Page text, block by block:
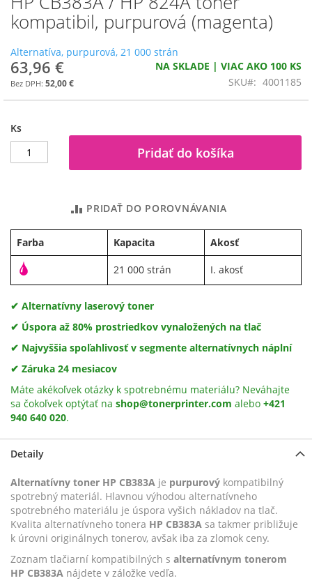
kompatibil, purpurová (magenta)
Alternatíva, purpurová, 21 000 strán
63,96 €
52,00 €
NA SKLADE | VIAC AKO 100 KS
SKU
4001185
Ks
Pridať do košíka
PRIDAŤ DO POROVNÁVANIA
Farba Kapacita Akosť
21 000 strán I. akosť
✔ Alternatívny laserový toner
✔ Úspora až 80% prostriedkov vynaložených na tlač
✔ Najvyššia spoľahlivosť v segmente alternatívnych náplní
✔ Záruka 24 mesiacov
Máte akékoľvek otázky k spotrebnému materiálu? Neváhajte
sa čokoľvek optýtať na shop@tonerprinter.com alebo +421
940 640 020.
na
začiatok
obrázkov
Detaily
Alternatívny toner HP CB383A je purpurový kompatibilný
spotrebný materiál. Hlavnou výhodou alternatívneho
spotrebného materiálu je úspora vyšich nákladov na tlač.
Kvalita alternatívneho tonera HP CB383A sa takmer približuje
k úrovni originálnych tonerov, avšak iba za zlomok ceny.
Zoznam tlačiarní kompatibilných s alternatívnym tonerom
HP CB383A nájdete v záložke vedľa.